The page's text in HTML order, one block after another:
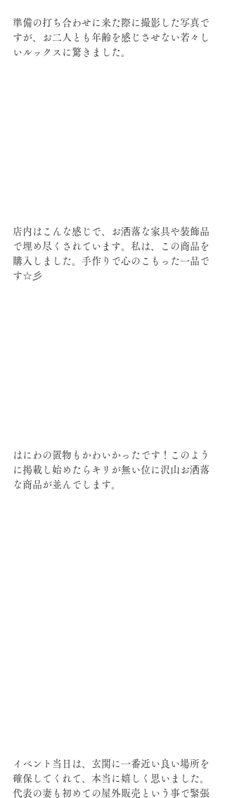
準備の打ち合わせに来た際に撮影した写真で
すが、お二人とも年齢を感じさせない若々し
いルックスに驚きました。
店内はこんな感じで、お洒落な家具や装飾品
で埋め尽くされています。私は、この商品を
購入しました。手作りで心のこもった一品で
す☆彡
はにわの置物もかわいかったです！このよう
に掲載し始めたらキリが無い位に沢山お洒落
な商品が並んでします。
イベント当日は、玄関に一番近い良い場所を
確保してくれて、本当に嬉しく思いました。
代表の妻も初めての屋外販売という事で緊張